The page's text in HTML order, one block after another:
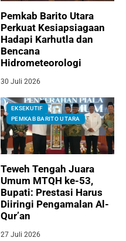
Pemkab Barito Utara
Perkuat Kesiapsiagaan
Hadapi Karhutla dan
Bencana
Hidrometeorologi
30 Juli 2026
EKSEKUTIF
PEMKAB BARITO UTARA
Teweh Tengah Juara
Umum MTQH ke-53,
Bupati: Prestasi Harus
Diiringi Pengamalan Al-
Qur’an
27 Juli 2026